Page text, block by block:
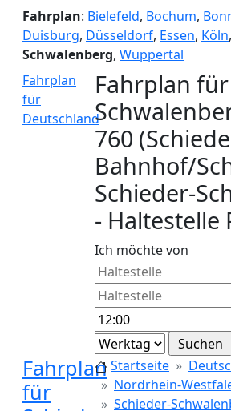
Fahrplan: Bielefeld, Bochum,
Duisburg, Düsseldorf, Essen, Köln,
Schwalenberg, Wuppertal
Fahrplan
für
Deutschland
Fahrplan
760
Bahnhof/
Schieder-
- Haltestelle
Ich möchte von
Fahrplan
für
Startseite
Nordrhein-
Schieder-